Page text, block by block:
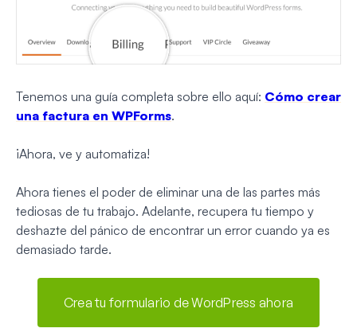
Tenemos una guía completa sobre ello aquí: Cómo crear
una factura en WPForms.
¡Ahora, ve y automatiza!
Ahora tienes el poder de eliminar una de las partes más
tediosas de tu trabajo. Adelante, recupera tu tiempo y
deshazte del pánico de encontrar un error cuando ya es
demasiado tarde.
Crea tu formulario de WordPress ahora